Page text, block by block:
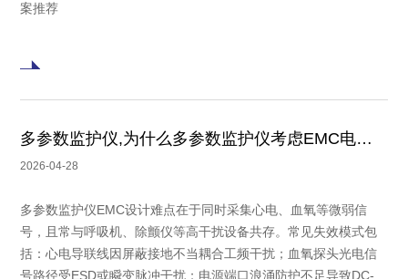
案推荐
多参数监护仪,为什么多参数监护仪考虑EMC电磁兼容？
2026-04-28
多参数监护仪EMC设计难点在于同时采集心电、血氧等微弱信
号，且常与呼吸机、除颤仪等高干扰设备共存。常见失效模式包
括：心电导联线因屏蔽接地不当耦合工频干扰；血氧探头光电信
号路径受ESD或瞬变脉冲干扰；电源端口浪涌防护不足导致DC-